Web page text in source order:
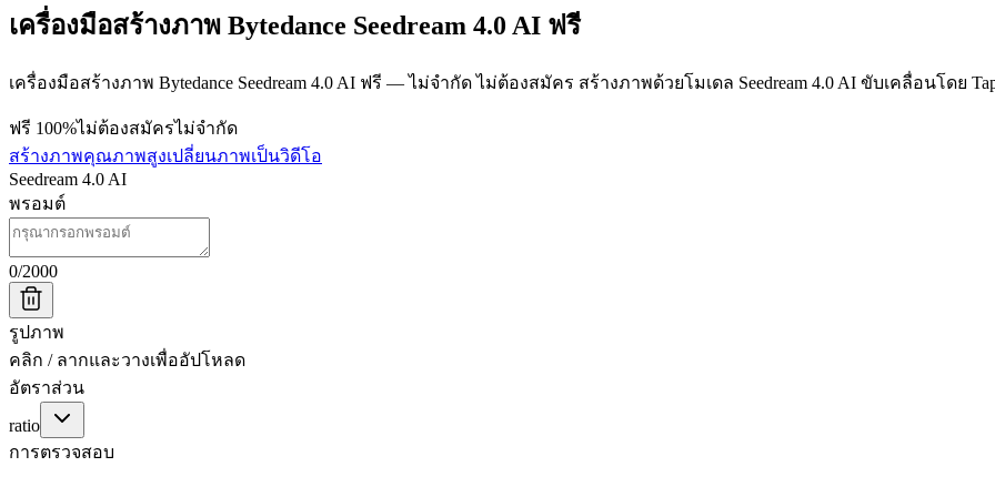
เครื่องมือสร้างภาพ Bytedance Seedream 4.0 AI ฟรี
เครื่องมือสร้างภาพ Bytedance Seedream 4.0 AI ฟรี — ไม่จำกัด ไม่ต้องสมัคร สร้างภาพด้วยโมเดล Seedream 4.0 AI ขับเคลื่อนโดย
ฟรี 100%ไม่ต้องสมัครไม่จำกัด
สร้างภาพคุณภาพสูงเปลี่ยนภาพเป็นวิดีโอ
Seedream 4.0 AI
พรอมต์
0/2000
รูปภาพ
คลิก / ลากและวางเพื่ออัปโหลด
อัตราส่วน
ratio
การตรวจสอบ